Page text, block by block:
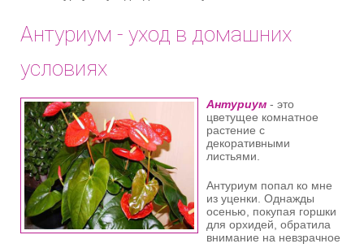
Антуриум - уход в домашних
условиях
Антуриум - это
цветущее комнатное
растение с
декоративными
листьями.
Антуриум попал ко мне
из уценки. Однажды
осенью, покупая горшки
для орхидей, обратила
внимание на невзрачное